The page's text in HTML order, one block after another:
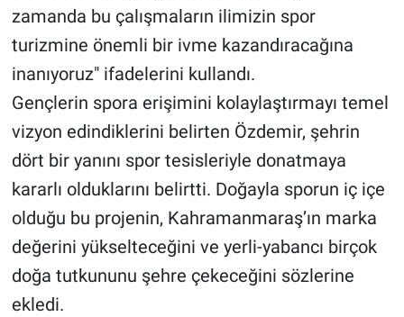
zamanda bu çalışmaların ilimizin spor
turizmine önemli bir ivme kazandıracağına
inanıyoruz" ifadelerini kullandı.
Gençlerin spora erişimini kolaylaştırmayı temel
vizyon edindiklerini belirten Özdemir, şehrin
dört bir yanını spor tesisleriyle donatmaya
kararlı olduklarını belirtti. Doğayla sporun iç içe
olduğu bu projenin, Kahramanmaraş’ın marka
değerini yükselteceğini ve yerli-yabancı birçok
doğa tutkununu şehre çekeceğini sözlerine
ekledi.